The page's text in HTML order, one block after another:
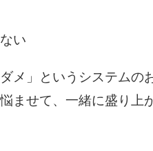
い
メ」というシステムの
ませて、一緒に盛り上